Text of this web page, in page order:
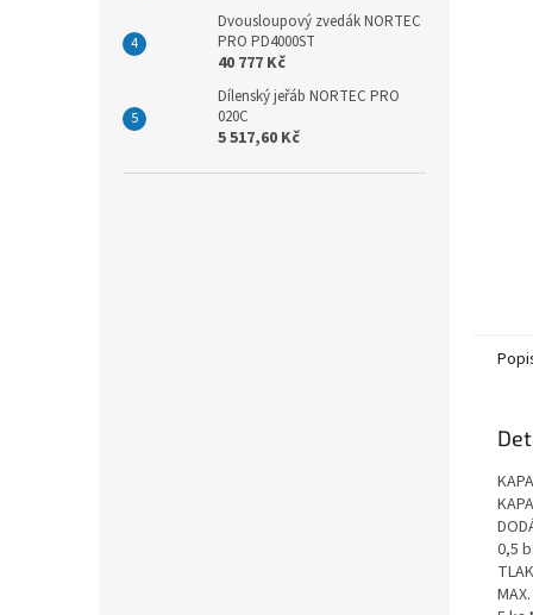
Dvousloupový zvedák NORTEC
PRO PD4000ST
40 777 Kč
Dílenský jeřáb NORTEC PRO
020C
5 517,60 Kč
0,5
TLAK